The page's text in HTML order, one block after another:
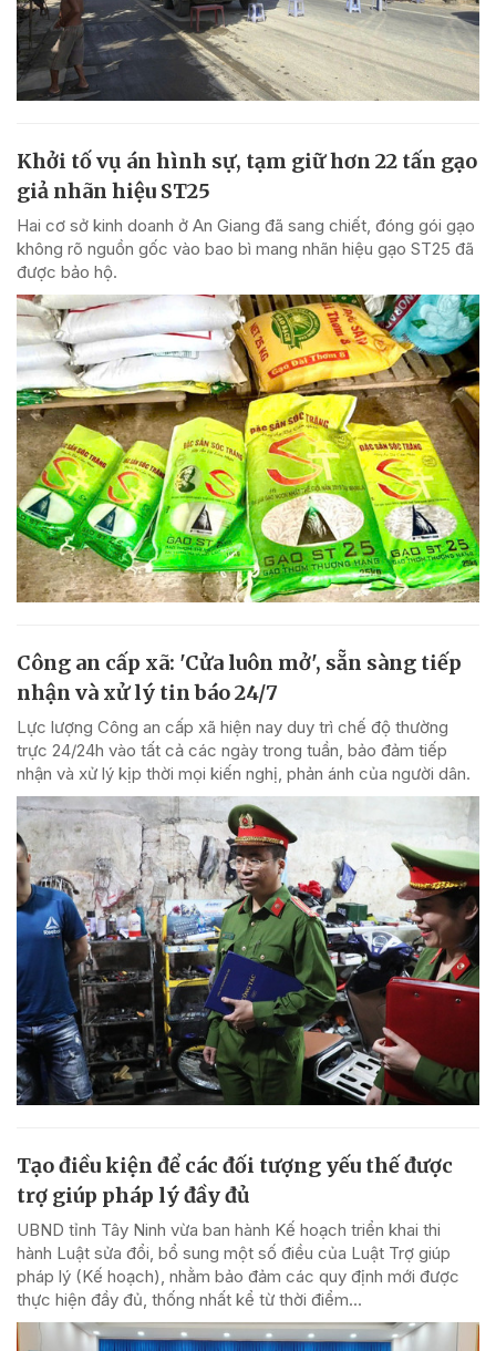
Khởi tố vụ án hình sự, tạm giữ hơn 22 tấn gạo
giả nhãn hiệu ST25
Hai cơ sở kinh doanh ở An Giang đã sang chiết, đóng gói gạo
không rõ nguồn gốc vào bao bì mang nhãn hiệu gạo ST25 đã
được bảo hộ.
Công an cấp xã: 'Cửa luôn mở', sẵn sàng tiếp
nhận và xử lý tin báo 24/7
Lực lượng Công an cấp xã hiện nay duy trì chế độ thường
trực 24/24h vào tất cả các ngày trong tuần, bảo đảm tiếp
nhận và xử lý kịp thời mọi kiến nghị, phản ánh của người dân.
Tạo điều kiện để các đối tượng yếu thế được
trợ giúp pháp lý đầy đủ
UBND tỉnh Tây Ninh vừa ban hành Kế hoạch triển khai thi
hành Luật sửa đổi, bổ sung một số điều của Luật Trợ giúp
pháp lý (Kế hoạch), nhằm bảo đảm các quy định mới được
thực hiện đầy đủ, thống nhất kể từ thời điểm...